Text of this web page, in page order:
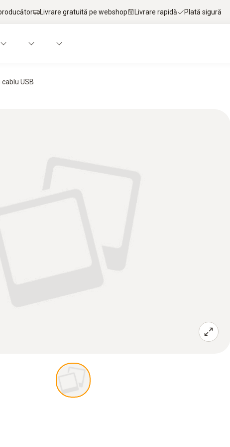
Livrare gratuită pe webshop Livrare rapidă Plată sigură
USB